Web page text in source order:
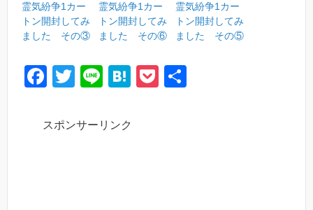
霊気紛争1カー
トン開封してみ
ました その③
霊気紛争1カー
トン開封してみ
ました その⑥
霊気紛争1カー
トン開封してみ
ました その⑤
F
c
T
tt
Li
e
H
P
スポンサーリンク